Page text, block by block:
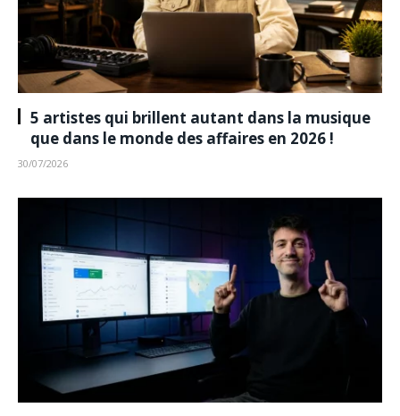
5 artistes qui brillent autant dans la musique
que dans le monde des affaires en 2026 !
30/07/2026